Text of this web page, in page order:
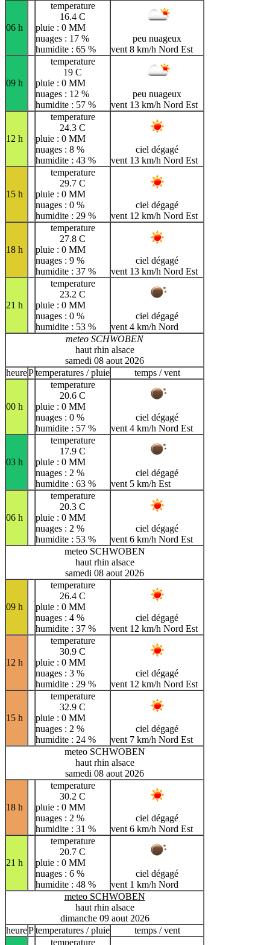
06 h
temperature
16.4 C
pluie : 0 MM
nuages : 17 %
humidite : 65 %
peu nuageux
vent 8 km/h Nord Est
09 h
temperature
19 C
pluie : 0 MM
nuages : 12 %
humidite : 57 %
peu nuageux
vent 13 km/h Nord Est
12 h
temperature
24.3 C
pluie : 0 MM
nuages : 8 %
humidite : 43 %
ciel dégagé
vent 13 km/h Nord Est
15 h
temperature
29.7 C
pluie : 0 MM
nuages : 0 %
humidite : 29 %
ciel dégagé
vent 12 km/h Nord Est
18 h
temperature
27.8 C
pluie : 0 MM
nuages : 9 %
humidite : 37 %
ciel dégagé
vent 13 km/h Nord Est
21 h
temperature
23.2 C
pluie : 0 MM
nuages : 0 %
humidite : 53 %
ciel dégagé
vent 4 km/h Nord
meteo SCHWOBEN
haut rhin alsace
samedi 08 aout 2026
heurePtemperatures / pluie temps / vent
00 h
temperature
20.6 C
pluie : 0 MM
nuages : 0 %
humidite : 57 %
ciel dégagé
vent 4 km/h Nord Est
03 h
temperature
17.9 C
pluie : 0 MM
nuages : 2 %
humidite : 63 %
ciel dégagé
vent 5 km/h Est
06 h
temperature
20.3 C
pluie : 0 MM
nuages : 2 %
humidite : 53 %
ciel dégagé
vent 6 km/h Nord Est
meteo SCHWOBEN
haut rhin alsace
samedi 08 aout 2026
09 h
temperature
26.4 C
pluie : 0 MM
nuages : 4 %
humidite : 37 %
ciel dégagé
vent 12 km/h Nord Est
12 h
temperature
30.9 C
pluie : 0 MM
nuages : 3 %
humidite : 29 %
ciel dégagé
vent 12 km/h Nord Est
15 h
temperature
32.9 C
pluie : 0 MM
nuages : 2 %
humidite : 24 %
ciel dégagé
vent 7 km/h Nord Est
meteo SCHWOBEN
haut rhin alsace
samedi 08 aout 2026
18 h
temperature
30.2 C
pluie : 0 MM
nuages : 2 %
humidite : 31 %
ciel dégagé
vent 6 km/h Nord Est
21 h
temperature
20.7 C
pluie : 0 MM
nuages : 6 %
humidite : 48 %
ciel dégagé
vent 1 km/h Nord
meteo SCHWOBEN
haut rhin alsace
dimanche 09 aout 2026
heurePtemperatures / pluie
temps / vent
temperature